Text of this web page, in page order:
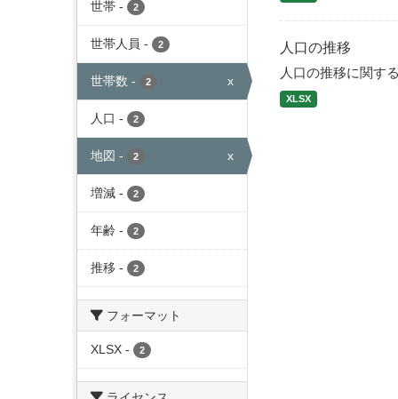
世帯 - 2
世帯人員 - 2
世帯数 - 2 x
人口 - 2
地図 - 2 x
増減 - 2
年齢 - 2
推移 - 2
フォーマット
XLSX - 2
人口の推移
人口の推移に関す
XLSX